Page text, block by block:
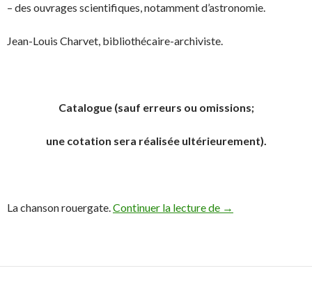
– des ouvrages scientifiques, notamment d’astronomie.
Jean-Louis Charvet, bibliothécaire-archiviste.
Catalogue (sauf erreurs ou omissions;
une cotation sera réalisée ultérieurement).
La chanson rouergate.Continuer la lecture de Du Rouergue au
→